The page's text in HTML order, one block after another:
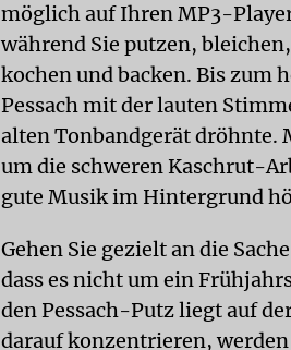
möglich auf Ihren MP3-
während Sie putzen,
kochen und backen. Bis zum
Pessach mit der lauten
alten Tonbandgerät dröhnte.
um die schweren Kaschrut-
gute Musik im Hintergrund
Gehen Sie gezielt an die
dass es nicht um ein
den Pessach-Putz liegt auf
darauf konzentrieren, werden